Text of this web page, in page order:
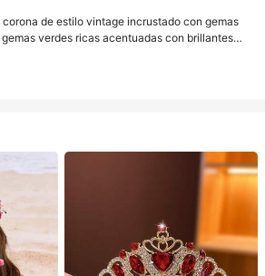
de estilo vintage incrustado con gemas
verdes ricas acentuadas con brillantes
desbloquean un aspecto de princesa
para ocasiones casuales, de actuación,
accesorios para el cabello, accesorios